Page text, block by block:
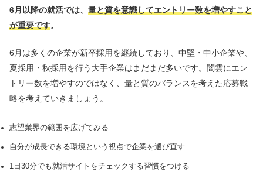
6月以降の就活では、 量と質を意識してエントリー数を増やすこと
が重要です。
6月は多くの企業が新卒採用を継続しており、中堅・中小企業や、
夏採用・秋採用を行う大手企業はまだまだ多いです。闇雲にエン
トリー数を増やすのではなく、量と質のバランスを考えた応募戦
略を考えていきましょう。
志望業界の範囲を広げてみる
自分が成長できる環境という視点で企業を選び直す
1日30分でも就活サイトをチェックする習慣をつける